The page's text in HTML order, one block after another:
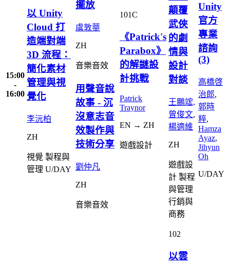
15:00
-
16:00
以 Unity
Cloud 打
造端對端
3D 流程：
簡化素材
管理與視
覺化
李沅柏
ZH
視覺 製程與
管理 U/DAY
擺放
虞敦華
ZH
音樂音效
用聲音說
故事 - 沉
沒意志音
效製作與
技術分享
劉仲凡
ZH
音樂音效
101C
《Patrick's
Parabox》
的解謎設
計挑戰
Patrick
Traynor
EN → ZH
遊戲設計
顛覆
武俠
的劇
情與
設計
對談
王鵬竤,
曾俊文,
楊適維
ZH
遊戲設
計 製程
與管理
行銷與
商務
Unity
官方
專業
諮詢
(3)
高橋啓
治郎,
郭時
粹,
Hamza
Ayaz,
Jihyun
Oh
U/DAY
102
以雲